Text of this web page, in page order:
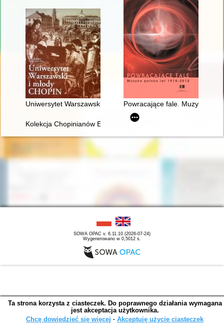
Uniwersytet Warszawski i młody ChopinPowracające fale. Muzyka
Kolekcja Chopinianów Edourda Ganche'a w Krakowie
SOWA OPAC v. 6.11.10 (2026-07-24)
Wygenerowano w 0,5012 s.
Ta strona korzysta z ciasteczek. Do poprawnego działania wymagana
jest akceptacja użytkownika.
Chcę dowiedzieć się więcej ∙ Akceptuję użycie ciasteczek